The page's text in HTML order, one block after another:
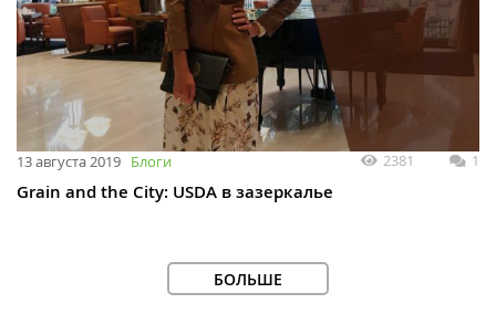
13 августа 2019 Блоги 2381 1
Grain and the City: USDA в зазеркалье
БОЛЬШЕ